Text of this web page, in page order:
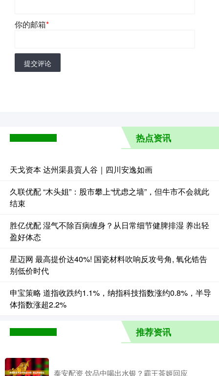
你的邮箱*
提交评论
热点资讯
天戈资本 达州渠县賨人谷｜四川安逸如画
久联优配 “木头姐”：股市攀上“忧虑之墙”，但牛市不会就此
结束
胜亿优配 湿气不除百病缠身？从日常细节健脾排湿 养出轻
盈好体态
星迈网 最高提价达40%! 国瓷材料吹响反攻号角, 氧化锆告
别低价时代
申宝策略 道指收跌约1.1%，纳指科技指数涨约0.8%，半导
体指数涨超2.2%
推荐资讯
泰安配资 饮品中喝出水银？霸王茶姬回应